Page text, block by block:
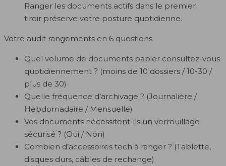
Ranger les documents actifs dans le premier
tiroir préserve votre posture quotidienne.
Votre audit rangements en 6 questions
Quel volume de documents papier consultez-vous
quotidiennement ? (moins de 10 dossiers / 10-30 /
plus de 30)
Quelle fréquence d’archivage ? (Journalière /
Hebdomadaire / Mensuelle)
Vos documents nécessitent-ils un verrouillage
sécurisé ? (Oui / Non)
Combien d’accessoires tech à ranger ? (Tablette,
disques durs, câbles de rechange)